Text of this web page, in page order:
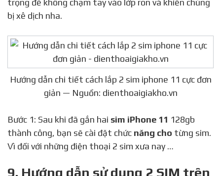
không cho chất lỏng lọt vào. Trong cách gắn sim
iPhone 11 64gb bạn cần lưu ý thực hiện hết sức thật
bị xê dịch nha.
giản — Nguồn: dienthoaigiakho.vn
Bước 1: Sau khi đã gắn hai sim iPhone 11128gb
Vì đối với những điện thoại 2 sim xưa nay …